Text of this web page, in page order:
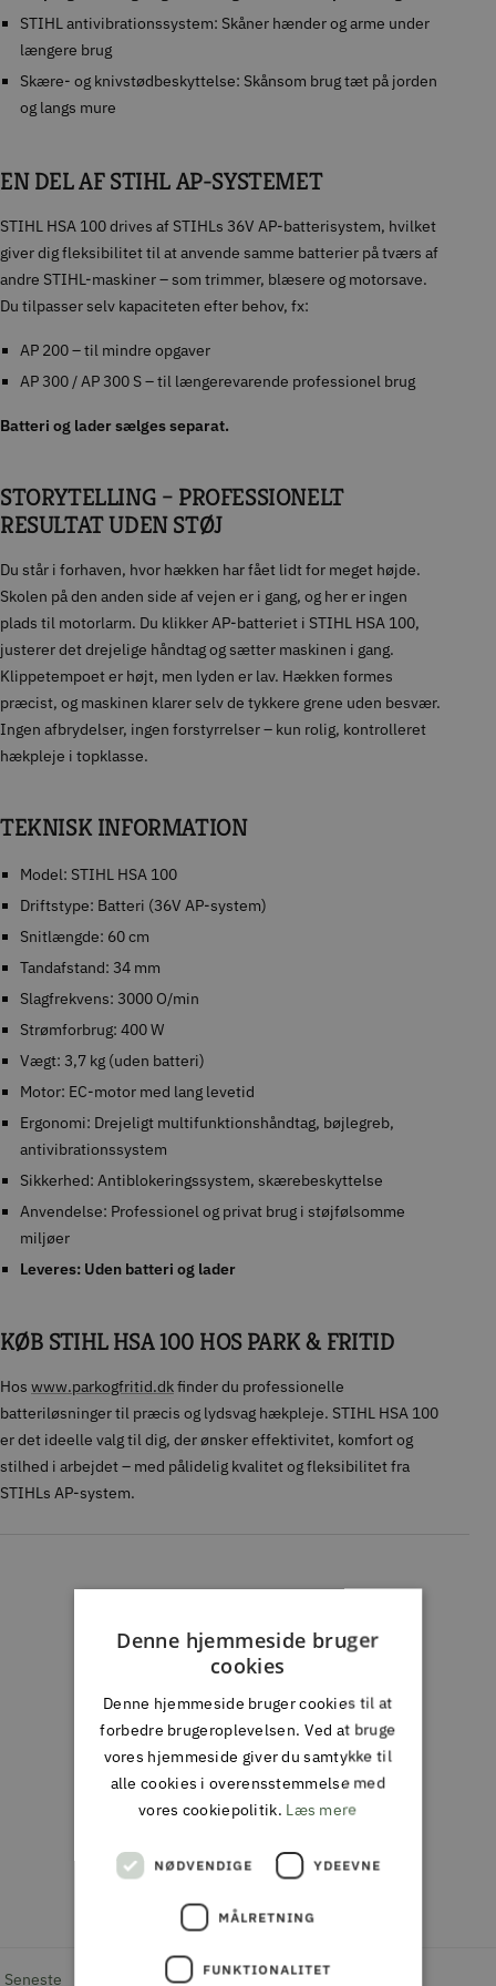
STIHL antivibrationssystem: Skåner hænder og arme under
længere brug
Skære- og knivstødbeskyttelse: Skånsom brug tæt på jorden
og langs mure
EN DEL AF STIHL AP-SYSTEMET
STIHL HSA 100 drives af STIHLs 36V AP-batterisystem, hvilket
giver dig fleksibilitet til at anvende samme batterier på tværs af
andre STIHL-maskiner – som trimmer, blæsere og motorsave.
Du tilpasser selv kapaciteten efter behov, fx:
AP 200 – til mindre opgaver
AP 300 / AP 300 S – til længerevarende professionel brug
Batteri og lader sælges separat.
STORYTELLING – PROFESSIONELT
RESULTAT UDEN STØJ
Du står i forhaven, hvor hækken har fået lidt for meget højde.
Skolen på den anden side af vejen er i gang, og her er ingen
plads til motorlarm. Du klikker AP-batteriet i STIHL HSA 100,
justerer det drejelige håndtag og sætter maskinen i gang.
Klippetempoet er højt, men lyden er lav. Hækken formes
præcist, og maskinen klarer selv de tykkere grene uden besvær.
Ingen afbrydelser, ingen forstyrrelser – kun rolig, kontrolleret
hækpleje i topklasse.
TEKNISK INFORMATION
Model: STIHL HSA 100
Driftstype: Batteri (36V AP-system)
Snitlængde: 60 cm
Tandafstand: 34 mm
Slagfrekvens: 3000 O/min
Strømforbrug: 400 W
Vægt: 3,7 kg (uden batteri)
Motor: EC-motor med lang levetid
Ergonomi: Drejeligt multifunktionshåndtag, bøjlegreb,
antivibrationssystem
Sikkerhed: Antiblokeringssystem, skærebeskyttelse
Anvendelse: Professionel og privat brug i støjfølsomme
miljøer
Leveres: Uden batteri og lader
KØB STIHL HSA 100 HOS PARK & FRITID
Hos www.parkogfritid.dkfinder du professionelle
batteriløsninger til præcis og lydsvag hækpleje. STIHL HSA 100
er det ideelle valg til dig, der ønsker effektivitet, komfort og
stilhed i arbejdet – med pålidelig kvalitet og fleksibilitet fra
STIHLs AP-system.
5.00 ud af 5
Baseret på 6 anmeldelser
Skriv en
anmeldelse
Denne hjemmeside bruger
cookies
Denne hjemmeside bruger cookies til at
forbedre brugeroplevelsen. Ved at bruge
vores hjemmeside giver du samtykke til
alle cookies i overensstemmelse med
vores cookiepolitik. Læs mere
NØDVENDIGE YDEEVNE
MÅLRETNING
FUNKTIONALITET